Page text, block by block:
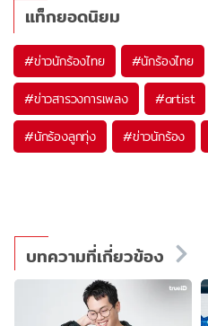
แท็กยอดนิยม
#ข่าวนักร้องไทย #นักร้องไทย
#ข่าวสารวงการเพลง #artist
#นักร้องลูกทุ่ง #ข่าวนักร้อง
บทความที่เกี่ยวข้อง